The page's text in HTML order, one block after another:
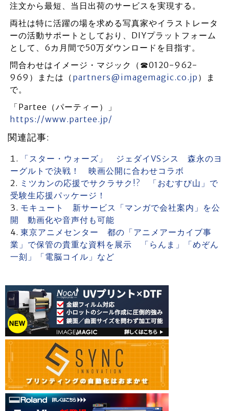
注文から最短、当日出荷のサービスを実現する。
両社は特に活躍の場を求める写真家やイラストレータ
ーの活動サポートとしており、DIYプラットフォーム
として、6カ月間で50万ダウンロードを目指す。
問合わせはイメージ・マジック（☎0120-962-
969）または（ partners@imagemagic.co.jp ）ま
で。
「Partee（パーティー）」
https://www.partee.jp/
関連記事:
「スター・ウォーズ」 ジェダイVSシス 森永のヨ
ーグルトで決戦！ 映画公開に合わせコラボ
ミツカンの応援でサクラサク!? 「おむすび山」で
受験生応援パッケージ！
モキュート 新サービス「マンガで会社案内」を公
開 動画化や音声付も可能
東京アニメセンター 都の「アニメアーカイブ事
業」で保管の貴重な資料を展示 「らんま」「めぞん
一刻」「電脳コイル」など